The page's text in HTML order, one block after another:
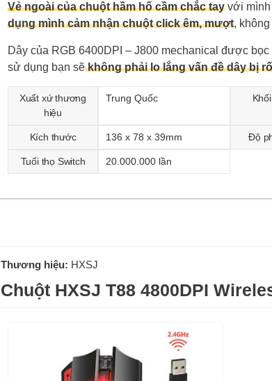
Vẻ ngoài của chuột hầm hố cầm chắc tay với mình
dụng mình cảm nhận chuột click êm, mượt,
Dây của RGB 6400DPI – J800 mechanical được
sử dụng bạn sẽkhông phải lo lắng vấn đề dây bị
Xuất xứ thương
hiệu
Trung Quốc
Kích thước 136 x 78 x 39mm Độ
Tuối thọ Switch 20.000.000 lần
Thương hiệu: HXSJ
Chuột HXSJ T88 4800DPI